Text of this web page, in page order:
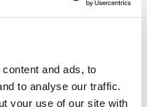
and ads, to
to analyse our traffic.
your use of our site with